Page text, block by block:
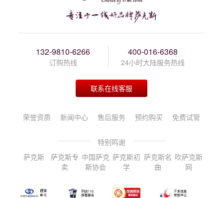
132-9810-6266
订购热线
400-016-6368
24小时大陆服务热线
联系在线客服
荣誉资质 新闻中心 售后服务 预约购买 免费试管
特别鸣谢
萨克斯
萨克斯专
卖
中国萨克
斯协会
萨克斯初
学
萨克斯名
曲
吹萨克斯
网